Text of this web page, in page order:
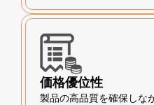
価格優位性
製品の高品質を確保しな